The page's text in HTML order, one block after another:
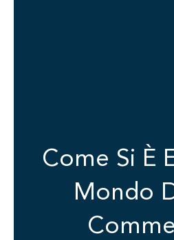
Come Si È
Mondo